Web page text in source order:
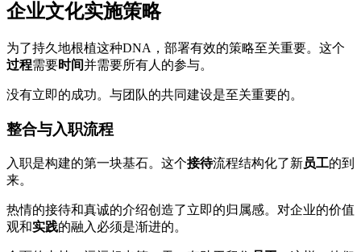
企业文化实施策略
为了持久地根植这种DNA，部署有效的策略至关重要。这个
过程需要时间并需要所有人的参与。
没有立即的成功。与团队的共同建设是至关重要的。
整合与入职流程
入职是构建的第一块基石。这个接待流程结构化了新员工的到
来。
热情的接待和真诚的介绍创造了立即的归属感。对企业的价值
观和实践的融入必须是渐进的。